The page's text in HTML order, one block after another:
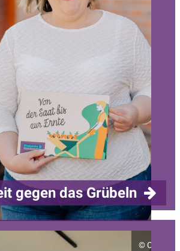
gegen das Grübeln
©